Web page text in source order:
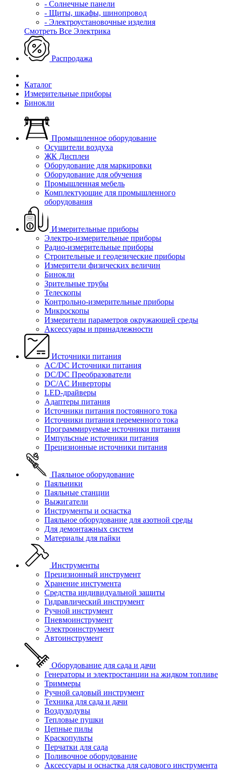
- Солнечные панели
- Щиты, шкафы, шинопровод
- Электроустановочные изделия
Смотреть Все Электрика
Распродажа
Каталог
Измерительные приборы
Бинокли
Промышленное оборудование
Осушители воздуха
ЖК Дисплеи
Оборудование для маркировки
Оборудование для обучения
Промышленная мебель
Комплектующие для промышленного
оборудования
Измерительные приборы
Электро-измерительные приборы
Радио-измерительные приборы
Строительные и геодезические приборы
Измерители физических величин
Бинокли
Зрительные трубы
Телескопы
Контрольно-измерительные приборы
Микроскопы
Измерители параметров окружающей среды
Аксессуары и принадлежности
Источники питания
AC/DC Источники питания
DC/DC Преобразователи
DC/AC Инверторы
LED-драйверы
Адаптеры питания
Источники питания постоянного тока
Источники питания переменного тока
Программируемые источники питания
Импульсные источники питания
Прецизионные источники питания
Паяльное оборудование
Паяльники
Паяльные станции
Выжигатели
Инструменты и оснастка
Паяльное оборудование для азотной среды
Для демонтажных систем
Материалы для пайки
Инструменты
Прецизионный инструмент
Хранение инстумента
Средства индивидуальной защиты
Гидравлический инструмент
Ручной инструмент
Пневмоинструмент
Электроинструмент
Автоинструмент
Оборудование для сада и дачи
Генераторы и электростанции на жидком топливе
Триммеры
Ручной садовый инструмент
Техника для сада и дачи
Воздуходувы
Тепловые пушки
Цепные пилы
Краскопульты
Перчатки для сада
Поливочное оборудование
Аксессуары и оснастка для садового инструмента